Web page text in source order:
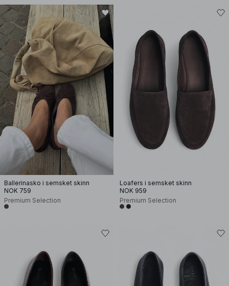
Ballerinasko i semsket skinn
NOK 759
Premium Selection
Loafers i semsket skinn
NOK 959
Premium Selection